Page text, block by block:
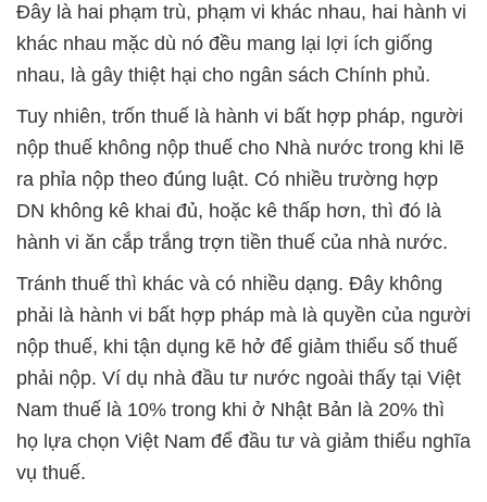
Đây là hai phạm trù, phạm vi khác nhau, hai hành vi
khác nhau mặc dù nó đều mang lại lợi ích giống
nhau, là gây thiệt hại cho ngân sách Chính phủ.
Tuy nhiên, trốn thuế là hành vi bất hợp pháp, người
nộp thuế không nộp thuế cho Nhà nước trong khi lẽ
ra phỉa nộp theo đúng luật. Có nhiều trường hợp
DN không kê khai đủ, hoặc kê thấp hơn, thì đó là
hành vi ăn cắp trắng trợn tiền thuế của nhà nước.
Tránh thuế thì khác và có nhiều dạng. Đây không
phải là hành vi bất hợp pháp mà là quyền của người
nộp thuế, khi tận dụng kẽ hở để giảm thiểu số thuế
phải nộp. Ví dụ nhà đầu tư nước ngoài thấy tại Việt
Nam thuế là 10% trong khi ở Nhật Bản là 20% thì
họ lựa chọn Việt Nam để đầu tư và giảm thiểu nghĩa
vụ thuế.